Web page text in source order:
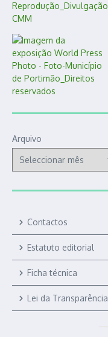
Arquivo
Contactos
Estatuto editorial
Ficha técnica
Lei da Transparência